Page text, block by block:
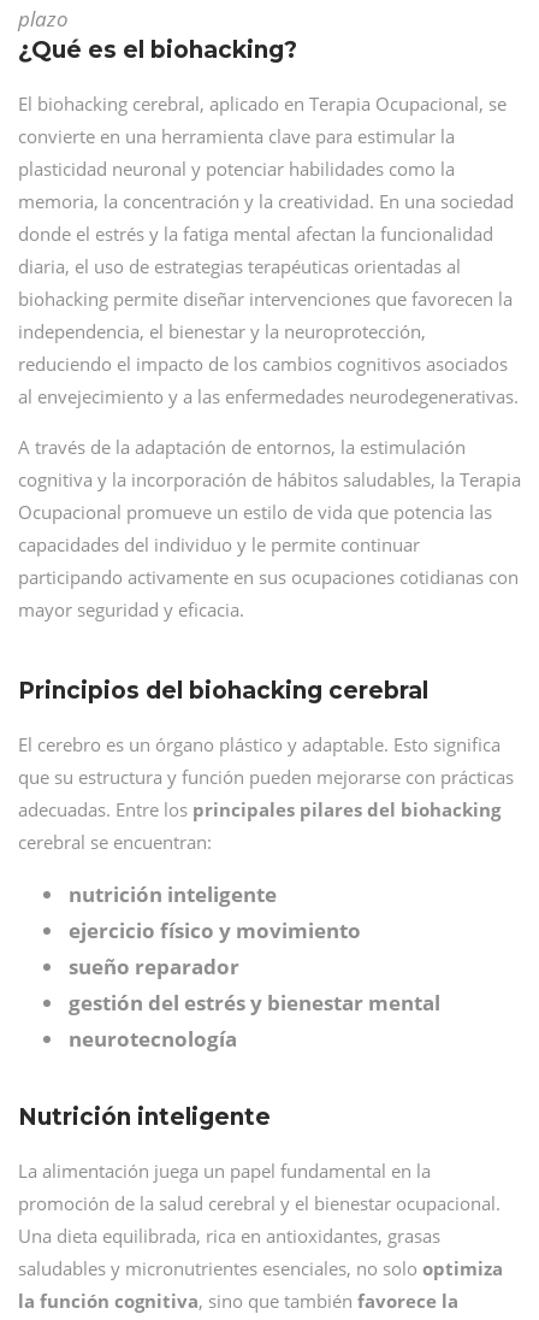
plazo
¿Qué es el biohacking?
El biohacking cerebral, aplicado en Terapia Ocupacional, se
convierte en una herramienta clave para estimular la
plasticidad neuronal y potenciar habilidades como la
memoria, la concentración y la creatividad. En una sociedad
donde el estrés y la fatiga mental afectan la funcionalidad
diaria, el uso de estrategias terapéuticas orientadas al
biohacking permite diseñar intervenciones que favorecen la
independencia, el bienestar y la neuroprotección,
reduciendo el impacto de los cambios cognitivos asociados
al envejecimiento y a las enfermedades neurodegenerativas.
A través de la adaptación de entornos, la estimulación
cognitiva y la incorporación de hábitos saludables, la Terapia
Ocupacional promueve un estilo de vida que potencia las
capacidades del individuo y le permite continuar
participando activamente en sus ocupaciones cotidianas con
mayor seguridad y eficacia.
Principios del biohacking cerebral
El cerebro es un órgano plástico y adaptable. Esto significa
que su estructura y función pueden mejorarse con prácticas
adecuadas. Entre los principales pilares del biohacking
cerebral se encuentran:
nutrición inteligente
ejercicio físico y movimiento
sueño reparador
gestión del estrés y bienestar mental
neurotecnología
Nutrición inteligente
La alimentación juega un papel fundamental en la
promoción de la salud cerebral y el bienestar ocupacional.
Una dieta equilibrada, rica en antioxidantes, grasas
saludables y micronutrientes esenciales, no solo optimiza
la función cognitiva, sino que también favorece la